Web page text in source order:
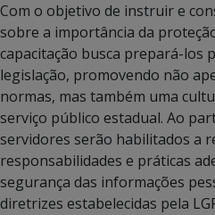
Com o objetivo de instruir e
sobre a importância da
capacitação busca prepará-los
legislação, promovendo não
normas, mas também uma
serviço público estadual. Ao
servidores serão habilitados a
responsabilidades e práticas
segurança das informações
diretrizes estabelecidas pela